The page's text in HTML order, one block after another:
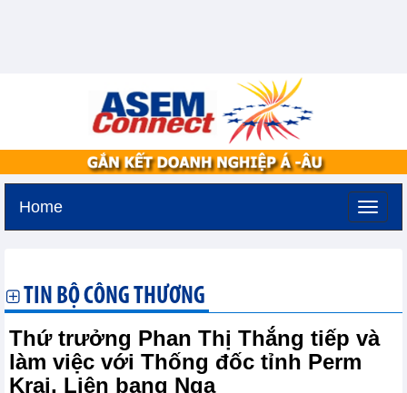
Home
TIN BỘ CÔNG THƯƠNG
Thứ trưởng Phan Thị Thắng tiếp và
làm việc với Thống đốc tỉnh Perm
Krai, Liên bang Nga